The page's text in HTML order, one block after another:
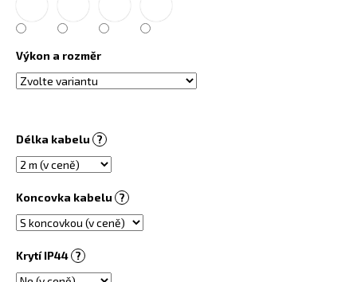
Výkon a rozměr
Délka kabelu ?
Koncovka kabelu ?
Krytí IP44 ?
D
o
o
r
u
e
e
OBRAZOVÝ
TOPNÝ
INFRAPANEL